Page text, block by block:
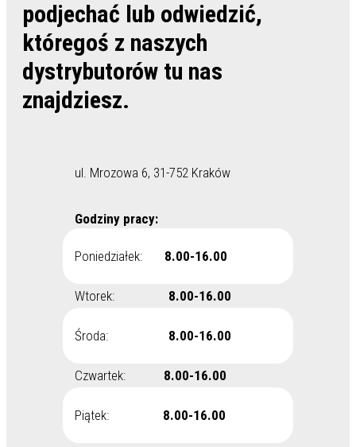
podjechać lub odwiedzić,
któregoś z naszych
dystrybutorów tu nas
znajdziesz.
ul. Mrozowa 6, 31-752 Kraków
Godziny pracy:
Poniedziałek: 8.00-16.00
Wtorek: 8.00-16.00
Środa: 8.00-16.00
Czwartek: 8.00-16.00
Piątek: 8.00-16.00